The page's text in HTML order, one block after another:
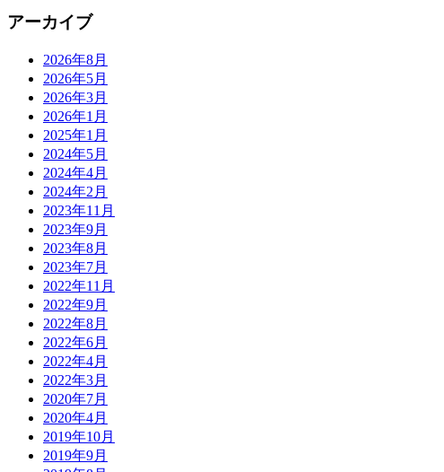
アーカイブ
2026年8月
2026年5月
2026年3月
2026年1月
2025年1月
2024年5月
2024年4月
2024年2月
2023年11月
2023年9月
2023年8月
2023年7月
2022年11月
2022年9月
2022年8月
2022年6月
2022年4月
2022年3月
2020年7月
2020年4月
2019年10月
2019年9月